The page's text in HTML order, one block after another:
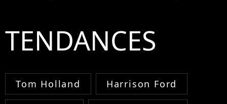
TENDANCES
Tom Holland Harrison Ford